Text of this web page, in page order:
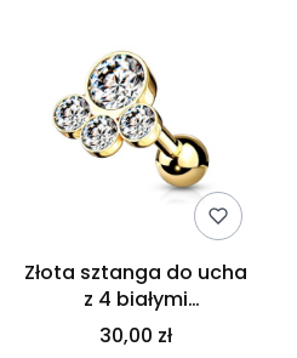
Złota sztanga do ucha
z 4 białymi
kryształkami
30,00 zł